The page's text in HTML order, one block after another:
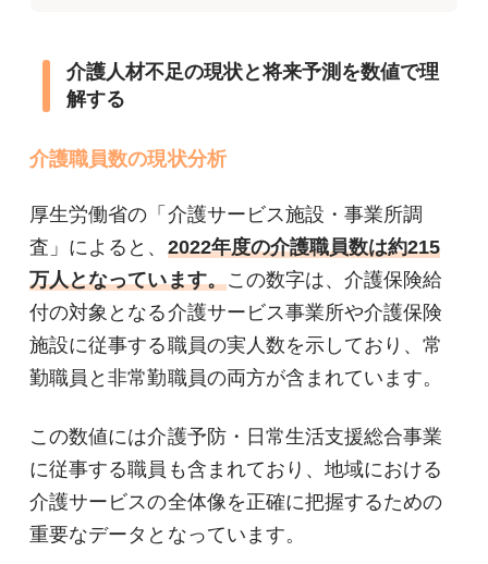
介護人材不足の現状と将来予測を数値で理
解する
介護職員数の現状分析
厚生労働省の「介護サービス施設・事業所調
査」によると、 2022年度の介護職員数は約215
万人となっています。この数字は、介護保険給
付の対象となる介護サービス事業所や介護保険
施設に従事する職員の実人数を示しており、常
勤職員と非常勤職員の両方が含まれています。
この数値には介護予防・日常生活支援総合事業
に従事する職員も含まれており、地域における
介護サービスの全体像を正確に把握するための
重要なデータとなっています。